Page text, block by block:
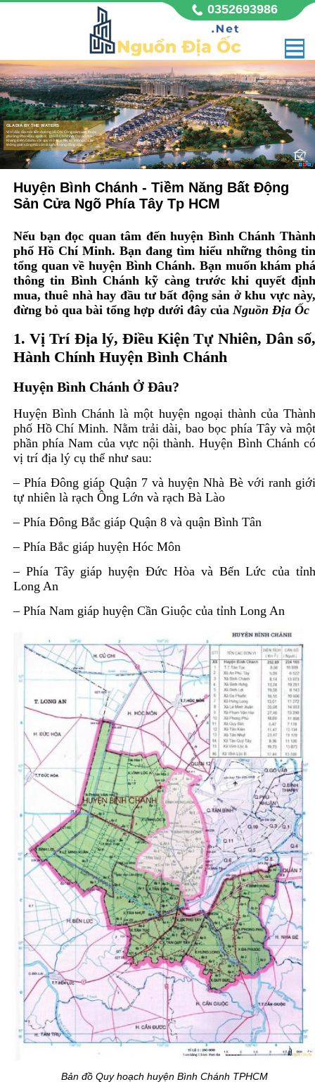
0352693986
Vị trí đắc địa mặt tiền đường Võ Chí Công sầm uất, thuộc
phường Phú Hữu, quận 9, Tp Hồ Chí Minh. Dự án nhà
Khang Điền Gladia với quy mô 11,8 hecta, không chỉ là
không gian sống mà còn là biểu tượng đẳng cấp,
Huyện Bình Chánh - Tiềm Năng Bất Động
Sản Cửa Ngõ Phía Tây Tp HCM
Nếu bạn đọc quan tâm đến huyện Bình Chánh
phố Hồ Chí Minh. Bạn đang tìm hiểu những thông
tổng quan về huyện Bình Chánh. Bạn muốn khám
thông tin Bình Chánh kỹ càng trước khi quyết
mua, thuê nhà hay đầu tư bất động sản ở khu vực
đừng bỏ qua bài tổng hợp dưới đây của Nguồn Địa Ốc
1. Vị Trí Địa lý, Điều Kiện Tự Nhiên, Dân
Hành Chính Huyện Bình Chánh
Huyện Bình Chánh Ở Đâu?
Huyện Bình Chánh là một huyện ngoại thành của
phố Hồ Chí Minh. Nằm trải dài, bao bọc phía Tây và
phần phía Nam của vực nội thành. Huyện Bình Chánh
vị trí địa lý cụ thể như sau:
– Phía Đông giáp Quận 7 và huyện Nhà Bè với ranh
tự nhiên là rạch Ông Lớn và rạch Bà Lào
– Phía Đông Bắc giáp Quận 8 và quận Bình Tân
– Phía Bắc giáp huyện Hóc Môn
– Phía Tây giáp huyện Đức Hòa và Bến Lức của
Long An
– Phía Nam giáp huyện Cần Giuộc của tỉnh Long An
Bản đồ Quy hoạch huyện Bình Chánh TPHCM